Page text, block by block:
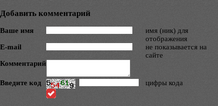
Добавить комментарий
Ваше имя
имя (ник) для
отображения
E-mail
не показывается на
сайте
Комментарий
Введите код цифры кода